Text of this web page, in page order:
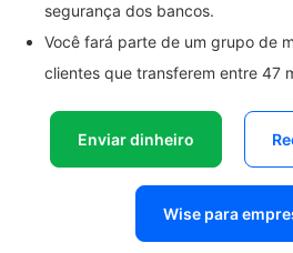
segurança dos bancos.
Você fará parte de um grupo de
clientes que transferem entre 47
Enviar dinheiro
Wise para